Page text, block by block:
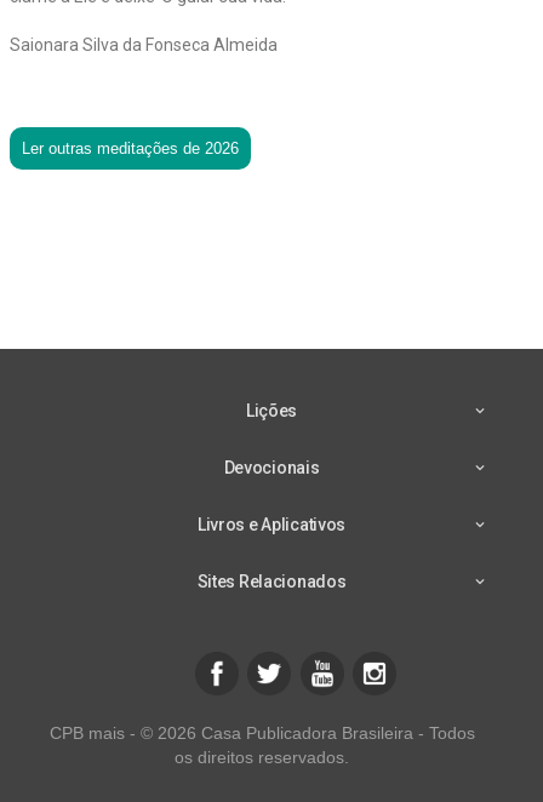
Saionara Silva da Fonseca Almeida
Ler outras meditações de 2026
Lições
Devocionais
Livros e Aplicativos
Sites Relacionados
CPB mais - © 2026 Casa Publicadora Brasileira - Todos
os direitos reservados.